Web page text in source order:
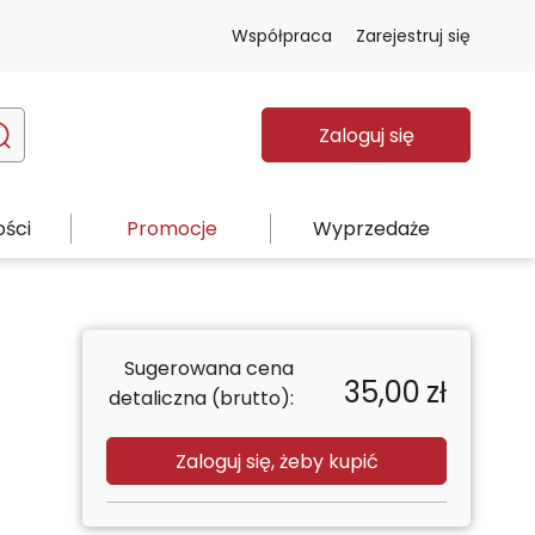
Współpraca Zarejestruj się
Zaloguj się
Promocje Wyprzedaże
Sugerowana cena
detaliczna (brutto):
35,00 zł
Zaloguj się, żeby kupić